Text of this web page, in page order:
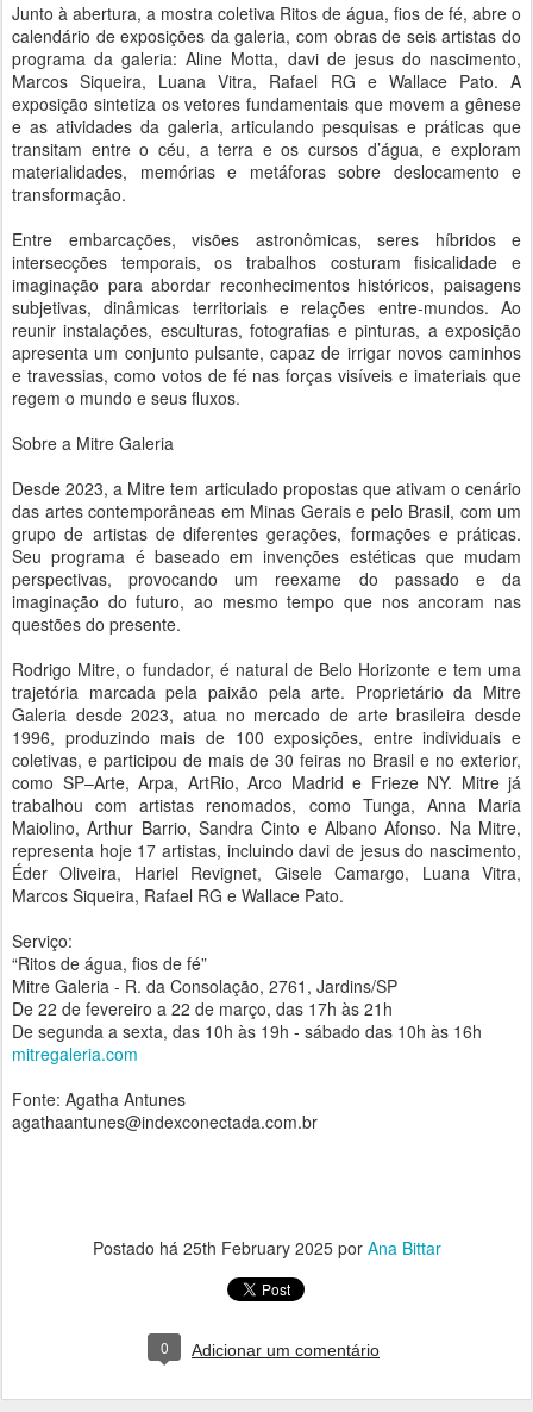
Junto à abertura, a mostra coletiva Ritos de água, fios de fé, abre o
calendário de exposições da galeria, com obras de seis artistas do
programa da galeria: Aline Motta, davi de jesus do nascimento,
Marcos Siqueira, Luana Vitra, Rafael RG e Wallace Pato. A
exposição sintetiza os vetores fundamentais que movem a gênese
e as atividades da galeria, articulando pesquisas e práticas que
transitam entre o céu, a terra e os cursos d’água, e exploram
materialidades, memórias e metáforas sobre deslocamento e
transformação.
Entre embarcações, visões astronômicas, seres híbridos e
intersecções temporais, os trabalhos costuram fisicalidade e
imaginação para abordar reconhecimentos históricos, paisagens
subjetivas, dinâmicas territoriais e relações entre-mundos. Ao
reunir instalações, esculturas, fotografias e pinturas, a exposição
apresenta um conjunto pulsante, capaz de irrigar novos caminhos
e travessias, como votos de fé nas forças visíveis e imateriais que
regem o mundo e seus fluxos.
Sobre a Mitre Galeria
Desde 2023, a Mitre tem articulado propostas que ativam o cenário
das artes contemporâneas em Minas Gerais e pelo Brasil, com um
grupo de artistas de diferentes gerações, formações e práticas.
Seu programa é baseado em invenções estéticas que mudam
perspectivas, provocando um reexame do passado e da
imaginação do futuro, ao mesmo tempo que nos ancoram nas
questões do presente.
Rodrigo Mitre, o fundador, é natural de Belo Horizonte e tem uma
trajetória marcada pela paixão pela arte. Proprietário da Mitre
Galeria desde 2023, atua no mercado de arte brasileira desde
1996, produzindo mais de 100 exposições, entre individuais e
coletivas, e participou de mais de 30 feiras no Brasil e no exterior,
como SP–Arte, Arpa, ArtRio, Arco Madrid e Frieze NY. Mitre já
trabalhou com artistas renomados, como Tunga, Anna Maria
Maiolino, Arthur Barrio, Sandra Cinto e Albano Afonso. Na Mitre,
representa hoje 17 artistas, incluindo davi de jesus do nascimento,
Éder Oliveira, Hariel Revignet, Gisele Camargo, Luana Vitra,
Marcos Siqueira, Rafael RG e Wallace Pato.
Serviço:
“Ritos de água, fios de fé”
Mitre Galeria - R. da Consolação, 2761, Jardins/SP
De 22 de fevereiro a 22 de março, das 17h às 21h
De segunda a sexta, das 10h às 19h - sábado das 10h às 16h
mitregaleria.com
Fonte: Agatha Antunes
agathaantunes@indexconectada.com.br
Postado há 25th February 2025por Ana Bittar
0 Adicionar um comentário